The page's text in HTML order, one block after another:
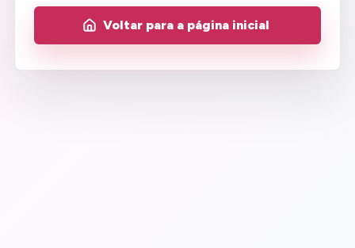
Voltar para a página inicial